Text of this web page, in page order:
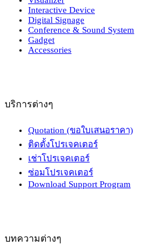
Interactive Device
Digital Signage
Conference & Sound System
Gadget
Accessories
บริการต่างๆ
Quotation (ขอใบเสนอราคา)
ติดตั้งโปรเจคเตอร์
เช่าโปรเจคเตอร์
ซ่อมโปรเจคเตอร์
Download Support Program
บทความต่างๆ